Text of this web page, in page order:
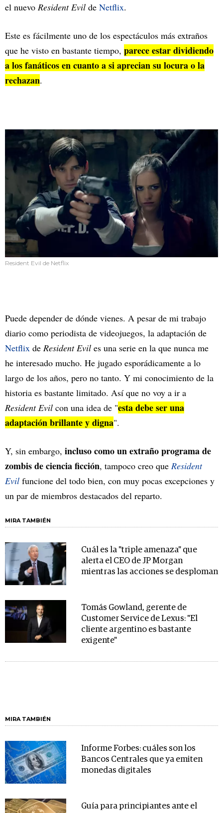
el nuevo Resident Evil de Netflix.
Este es fácilmente uno de los espectáculos más extraños
que he visto en bastante tiempo, parece estar dividiendo
a los fanáticos en cuanto a si aprecian su locura o la
rechazan.
Resident Evil de Netflix
Puede depender de dónde vienes. A pesar de mi trabajo
diario como periodista de videojuegos, la adaptación de
Netflix de Resident Evil es una serie en la que nunca me
he interesado mucho. He jugado esporádicamente a lo
largo de los años, pero no tanto. Y mi conocimiento de la
historia es bastante limitado. Así que no voy a ir a
Resident Evil con una idea de "esta debe ser una
adaptación brillante y digna".
Y, sin embargo, incluso como un extraño programa de
zombis de ciencia ficción, tampoco creo que Resident
Evil funcione del todo bien, con muy pocas excepciones y
un par de miembros destacados del reparto.
MIRA TAMBIÉN
Cuál es la "triple amenaza" que
alerta el CEO de JP Morgan
mientras las acciones se desploman
Tomás Gowland, gerente de
Customer Service de Lexus: "El
cliente argentino es bastante
exigente"
MIRA TAMBIÉN
Informe Forbes: cuáles son los
Bancos Centrales que ya emiten
monedas digitales
Guía para principiantes ante el